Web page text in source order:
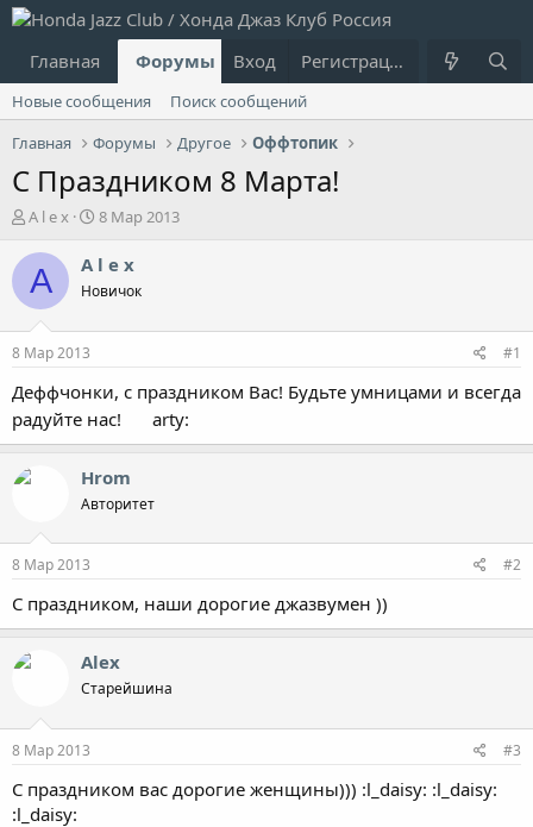
Главная Форумы Что нового?
Вход Регистрация
Новые сообщения
Поиск сообщений
Главная
Форумы Другое Оффтопик
С Праздником 8 Марта!
А
т
о
р
е
м
ы
A l е х
Д
т
н
л
8 Мар 2013
A A l е х
Новичок
8 Мар 2013 #1
Деффчонки, с праздником Вас! Будьте умницами и всегда
радуйте нас!
arty:
Hrom
Авторитет
8 Мар 2013 #2
С праздником, наши дорогие джазвумен ))
Alex
Старейшина
8 Мар 2013 #3
С праздником вас дорогие женщины))) :l_daisy: :l_daisy:
:l_daisy: